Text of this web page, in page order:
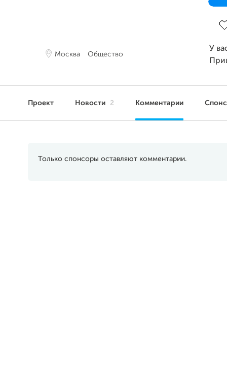
Москва Общество
У
Проект Новости 2 Комментарии
Только спонсоры оставляют комментарии.